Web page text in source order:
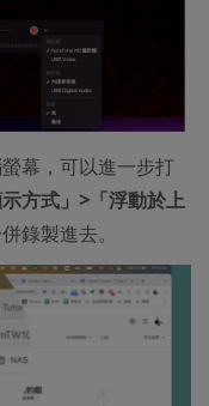
幕，可以進一步打
示方式」>「浮動於上
錄製進去。